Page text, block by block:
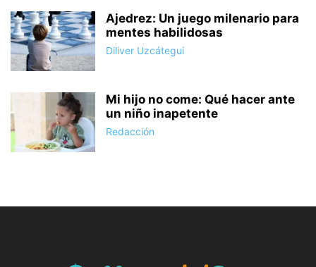
Ajedrez: Un juego milenario para
mentes habilidosas
Diliver Uzcátegui
Mi hijo no come: Qué hacer ante
un niño inapetente
Redacción